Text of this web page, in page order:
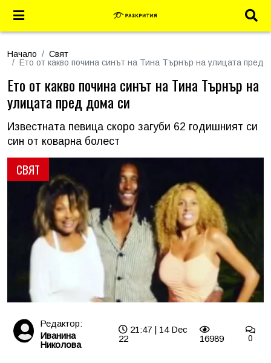
Начало
Свят
Ето от какво почина синът на Тина Търнър на улицата пред
СВЯТ
Ето от какво почина синът на Тина Търнър на
улицата пред дома си
Известната певица скоро загуби 62 годишният си
син от коварна болест
Редактор:
Иванина
Николова
21:47 | 14 Dec
22
16989 0